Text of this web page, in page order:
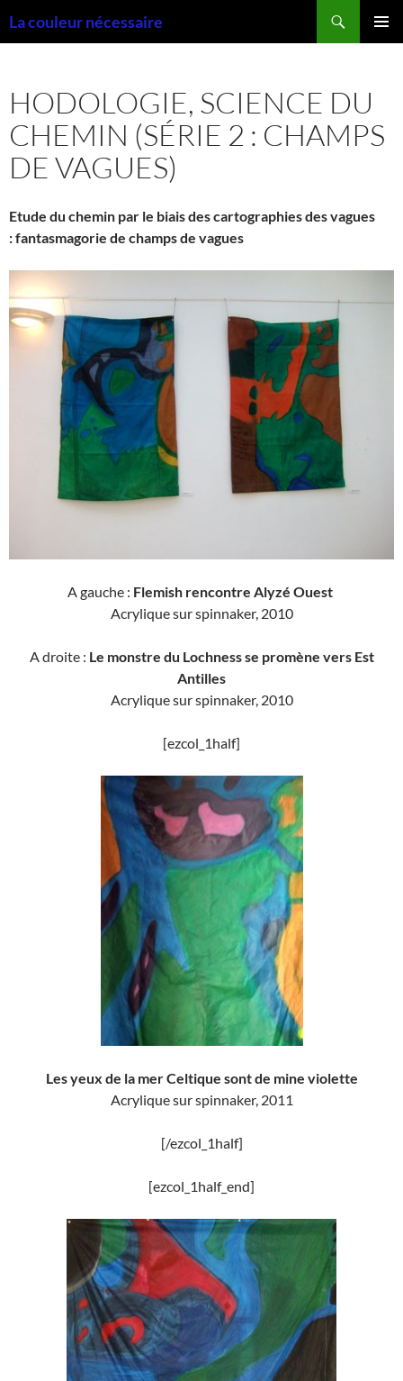
auLa couleur nécessaire
HODOLOGIE, SCIENCE DU
CHEMIN (SÉRIE 2 : CHAMPS
DE VAGUES)
Etude du chemin par le biais des cartographies des vagues
: fantasmagorie de champs de vagues
A gauche : Flemish rencontre Alyzé Ouest
Acrylique sur spinnaker, 2010
A droite : Le monstre du Lochness se promène vers Est
Antilles
Acrylique sur spinnaker, 2010
[ezcol_1half]
Les yeux de la mer Celtique sont de mine violette
Acrylique sur spinnaker, 2011
[/ezcol_1half]
[ezcol_1half_end]